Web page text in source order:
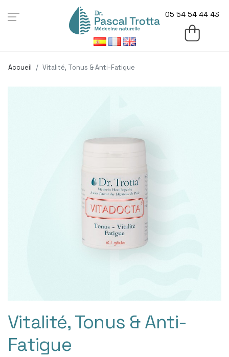
05 54 54 44 43
Accueil Vitalité, Tonus & Anti-Fatigue
Vitalité, Tonus & Anti-
Fatigue